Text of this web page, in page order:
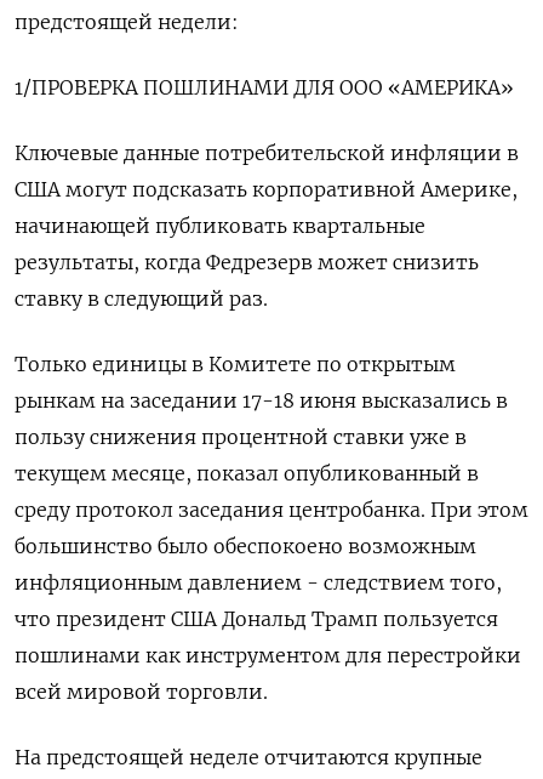
предстоящей недели:
1/ПРОВЕРКА ПОШЛИНАМИ ДЛЯ ООО «АМЕРИКА»
Ключевые данные потребительской инфляции в
США могут подсказать корпоративной Америке,
начинающей публиковать квартальные
результаты, когда Федрезерв может снизить
ставку в следующий раз.
Только единицы в Комитете по открытым
рынкам на заседании 17-18 июня высказались в
пользу снижения процентной ставки уже в
текущем месяце, показал опубликованный в
среду протокол заседания центробанка. При этом
большинство было обеспокоено возможным
инфляционным давлением - следствием того,
что президент США Дональд Трамп пользуется
пошлинами как инструментом для перестройки
всей мировой торговли.
На предстоящей неделе отчитаются крупные